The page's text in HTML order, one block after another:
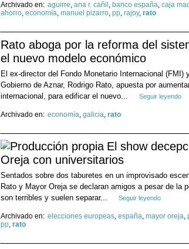
Archivado en: aguirre, ana r. cañil , banco españa, caja
ahorro, economía, manuel pizarro, pp, rajoy, rato
Rato aboga por la reforma del
el nuevo modelo económico
El ex-director del Fondo Monetario Internacional (FMI)
Gobierno de Aznar, Rodrigo Rato, apuesta por
internacional, para edificar el nuevo...
Seguir leyendo
Archivado en: economía, galicia, rato
El show
Oreja con universitarios
Sentados sobre dos taburetes en un improvisado
Rato y Mayor Oreja se declaran amigos a pesar de
son terribles y suelen separar...
Seguir leyendo
Archivado en: elecciones europeas, españa, mayor oreja,
pp, rato